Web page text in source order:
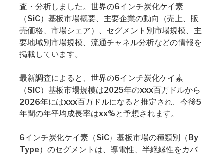
査・分析しました。世界の6インチ炭化ケイ素
（SiC）基板市場概要、主要企業の動向（売上、販
売価格、市場シェア）、セグメント別市場規模、主
要地域別市場規模、流通チャネル分析などの情報を
掲載しています。
最新調査によると、世界の6インチ炭化ケイ素
（SiC）基板市場規模は2025年のxxx百万ドルから
2026年にはxxx百万ドルになると推定され、今後5
年間の年平均成長率はxx%と予想されます。
6インチ炭化ケイ素（SiC）基板市場の種類別（By
Type）のセグメントは、導電性、半絶縁性をカバ